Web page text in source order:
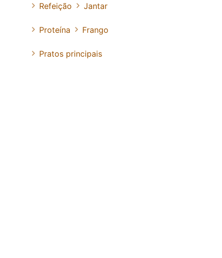
Refeição
Jantar
Proteína Frango
Pratos principais